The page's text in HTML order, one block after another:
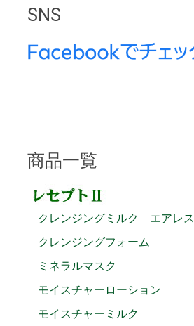
SNS
商品一覧
クレンジングミルク エアレス
クレンジングフォーム
ミネラルマスク
モイスチャーローション
モイスチャーミルク